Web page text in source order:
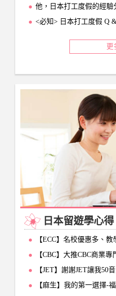
他，日本打工度假的經驗
<必知> 日本打工度假 Q
更
日本留遊學心得
【ECC】名校優惠多、
【CBC】大推CBC商業
【JET】謝謝JET讓我50
【麻生】我的第一選擇-